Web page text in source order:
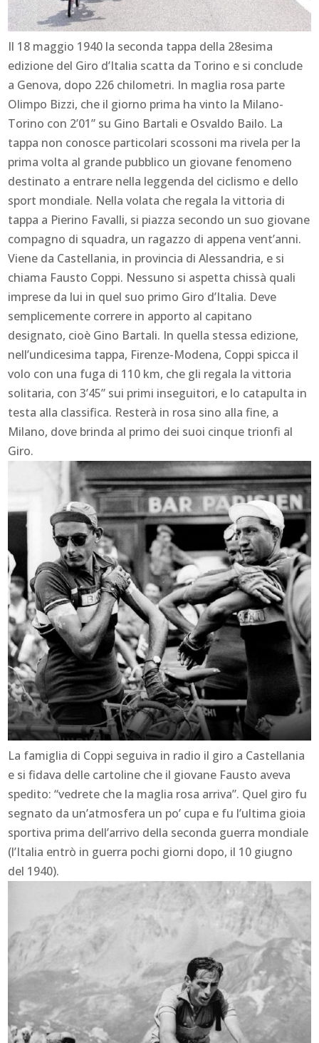
Il 18 maggio 1940 la seconda tappa della 28esima
edizione del Giro d’Italia scatta da Torino e si conclude
a Genova, dopo 226 chilometri. In maglia rosa parte
Olimpo Bizzi, che il giorno prima ha vinto la Milano-
Torino con 2’01” su Gino Bartali e Osvaldo Bailo. La
tappa non conosce particolari scossoni ma rivela per la
prima volta al grande pubblico un giovane fenomeno
destinato a entrare nella leggenda del ciclismo e dello
sport mondiale. Nella volata che regala la vittoria di
tappa a Pierino Favalli, si piazza secondo un suo giovane
compagno di squadra, un ragazzo di appena vent’anni.
Viene da Castellania, in provincia di Alessandria, e si
chiama Fausto Coppi. Nessuno si aspetta chissà quali
imprese da lui in quel suo primo Giro d’Italia. Deve
semplicemente correre in apporto al capitano
designato, cioè Gino Bartali. In quella stessa edizione,
nell’undicesima tappa, Firenze-Modena, Coppi spicca il
volo con una fuga di 110 km, che gli regala la vittoria
solitaria, con 3’45” sui primi inseguitori, e lo catapulta in
testa alla classifica. Resterà in rosa sino alla fine, a
Milano, dove brinda al primo dei suoi cinque trionfi al
Giro.
La famiglia di Coppi seguiva in radio il giro a Castellania
e si fidava delle cartoline che il giovane Fausto aveva
spedito: “vedrete che la maglia rosa arriva”. Quel giro fu
segnato da un’atmosfera un po’ cupa e fu l’ultima gioia
sportiva prima dell’arrivo della seconda guerra mondiale
(l’Italia entrò in guerra pochi giorni dopo, il 10 giugno
del 1940).